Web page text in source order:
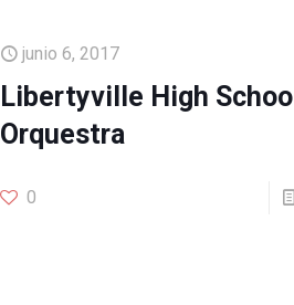
junio 6, 2017
Libertyville High School
Orquestra
0